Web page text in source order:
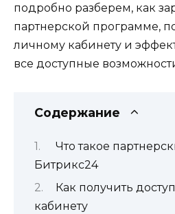
подробно разберем, как
партнерской программе,
личному кабинету и
все доступные
Содержание
Что такое
Битрикс24
Как получить
кабинету